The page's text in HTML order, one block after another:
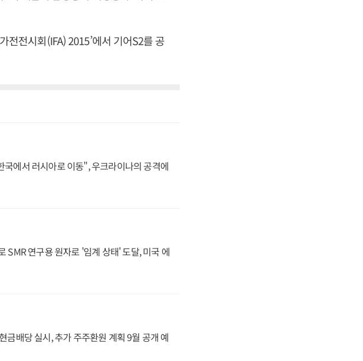
전전시회(IFA) 2015’에서 기어S2를 공
에서 러시아로 이동", 우크라이나의 공격에
SMR 연구용 원자로 '임계 상태' 도달, 미국 에
금배당 실시, 추가 주주환원 계획 9월 공개 예